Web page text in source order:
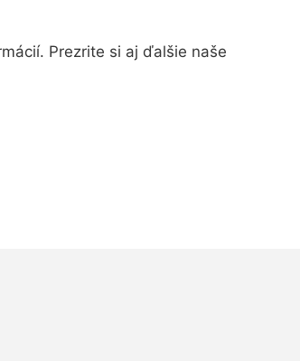
Prezrite si aj ďalšie naše